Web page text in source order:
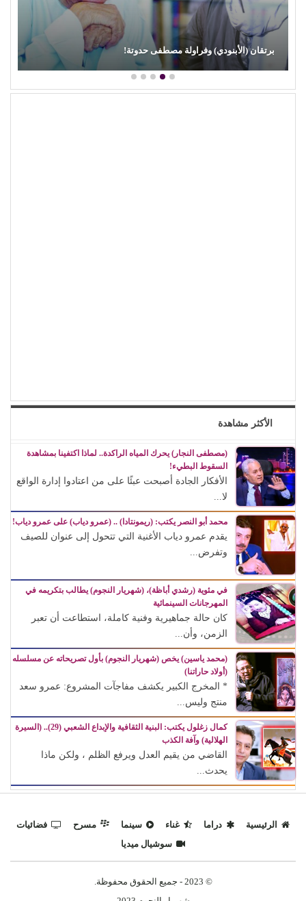
محمود عطية يكتب: سوق (الترند) واللحم الرخيص!
الأكثر مشاهدة
(مصطفى النجار) يحرك المياه الراكدة.. لماذا اكتفينا بمشاهدة
السقوط البطيء!
الأفكار الجادة أصبحت عبئًا على من اعتادوا إدارة الواقع
لا...
محمد أبو النصر يكتب: (ريمونتادا) .. (عمرو دياب) على عمرو دياب!
يقدم عمرو دياب الأغنية التي تتحول إلى عنوان للصيف
وتفرض...
في مئوية (رشدي أباظة)، (شهريار النجوم) يطالب بتكريمه في
المهرجانات السينمائية
كان حالة جماهيرية وفنية كاملة، استطاعت أن تعبر
الزمن، وأن...
(محمد ياسين) يخص (شهريار النجوم) بأول تصريحاته عن مسلسله
(أولاد حاراتنا)
* المخرج الكبير يكشف مفاجآت المشروع: عمرو سعد
منتج وليس...
كمال زغلول يكتب: البنية الثقافية والإبداع الشعبي (29).. (السيرة
الهلالية) وآفة الكذب
القاضي من يقيم العدل ويرفع الظلم ، ولكن ماذا
يحدث...
الرئيسية دراما غناء سينما مسرح
فضائيات
سوشيال ميديا
© 2023 - جميع الحقوق محفوظة.